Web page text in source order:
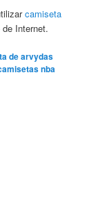
camiseta
Internet.
de arvydas
nba